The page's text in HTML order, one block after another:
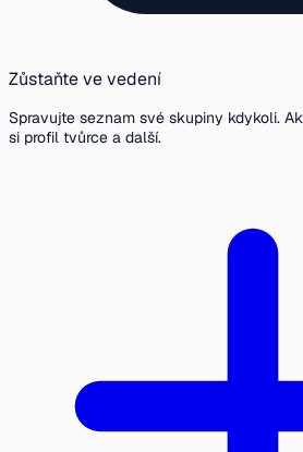
Zůstaňte ve vedení
Spravujte seznam své skupiny kdykoli.
si profil tvůrce a další.